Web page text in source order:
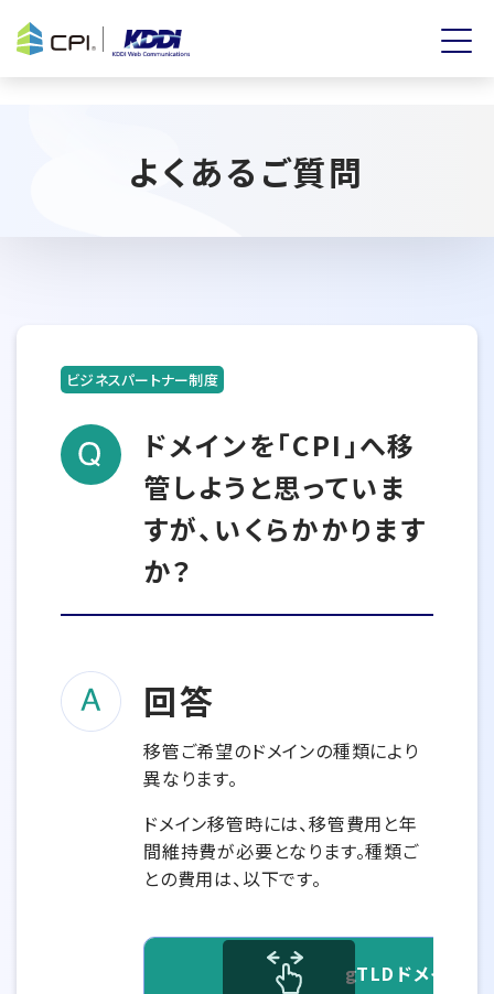
よくあるご質問
ビジネスパートナー制度
ドメインを「CPI」へ移
管しようと思っていま
すが、いくらかかります
か？
回答
移管ご希望のドメインの種類により
異なります。
ドメイン移管時には、移管費用と年
間維持費が必要となります。種類ご
との費用は、以下です。
gTLDドメイ